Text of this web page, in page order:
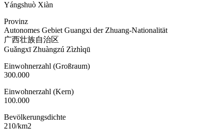
Yángshuò Xiàn
Provinz
Autonomes Gebiet Guangxi der Zhuang-Nationalität
广西壮族自治区
Guǎngxī Zhuàngzú Zìzhìqū
Einwohnerzahl (Großraum)
300.000
Einwohnerzahl (Kern)
100.000
Bevölkerungsdichte
210/km2